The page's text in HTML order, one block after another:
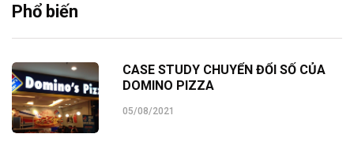
Phổ biến
CASE STUDY CHUYỂN ĐỔI SỐ CỦA
DOMINO PIZZA
05/08/2021